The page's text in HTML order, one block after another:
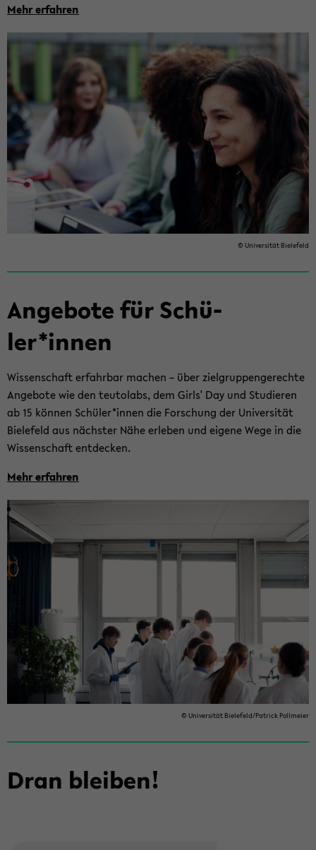
Mehr er­fah­ren
© Uni­ver­si­tät Bie­le­feld
An­ge­bo­te für Schü­
ler*innen
Wis­sen­schaft er­fahr­bar ma­chen – über ziel­grup­pen­ge­rech­te
An­ge­bo­te wie den teu­tol­abs, dem Girls' Day und Stu­die­ren
ab 15 kön­nen Schü­ler*innen die For­schung der Uni­ver­si­tät
Bie­le­feld aus nächs­ter Nähe er­le­ben und ei­ge­ne Wege in die
Wis­sen­schaft ent­de­cken.
Mehr er­fah­ren
© Uni­ver­si­tät Bie­le­feld/Pa­trick Poll­mei­er
Dran blei­ben!